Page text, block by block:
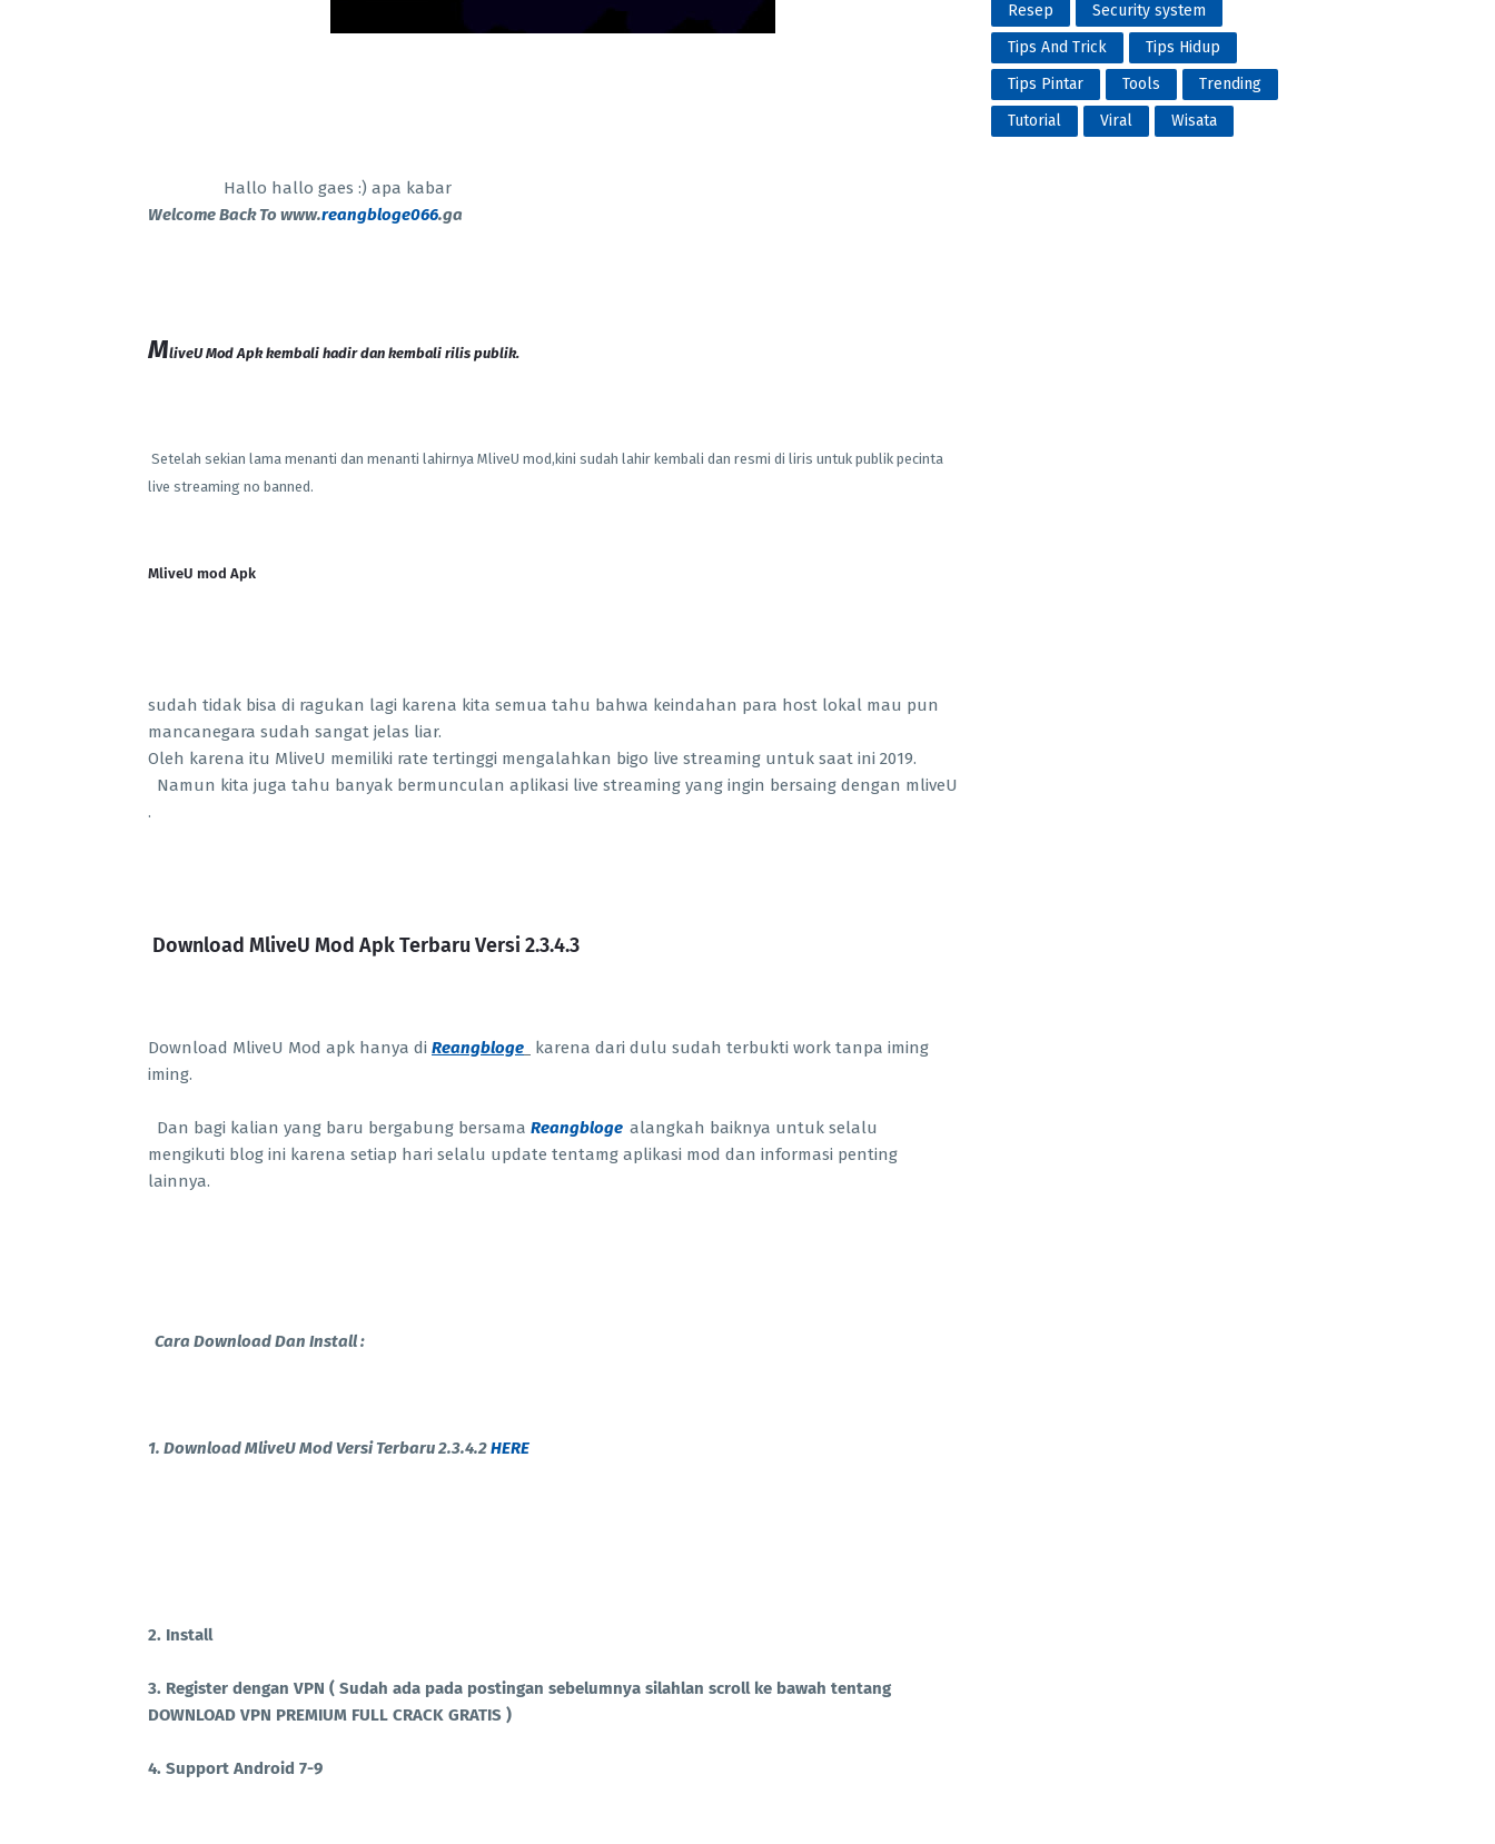
Hallo hallo gaes :) apa kabar
Welcome Back To www.reangbloge066.ga
MliveU Mod Apk kembali hadir dan kembali rilis publik.
Setelah sekian lama menanti dan menanti lahirnya MliveU mod,kini sudah lahir kembali dan resmi di liris untuk publik pecinta
live streaming no banned.
MliveU mod Apk
sudah tidak bisa di ragukan lagi karena kita semua tahu bahwa keindahan para host lokal mau pun
mancanegara sudah sangat jelas liar.
Oleh karena itu MliveU memiliki rate tertinggi mengalahkan bigo live streaming untuk saat ini 2019.
Namun kita juga tahu banyak bermunculan aplikasi live streaming yang ingin bersaing dengan mliveU
.
Download MliveU Mod Apk Terbaru Versi 2.3.4.3
Download MliveU Mod apk hanya di Reangbloge
karena dari dulu sudah terbukti work tanpa iming
iming.
Dan bagi kalian yang baru bergabung bersama Reangbloge alangkah baiknya untuk selalu
mengikuti blog ini karena setiap hari selalu update tentamg aplikasi mod dan informasi penting
lainnya.
Cara Download Dan Install :
1. Download MliveU Mod Versi Terbaru 2.3.4.2HERE
2. Install
3. Register dengan VPN ( Sudah ada pada postingan sebelumnya silahlan scroll ke bawah tentang
DOWNLOAD VPN PREMIUM FULL CRACK GRATIS )
4. Support Android 7-9
Resep
Security system
Tips And Trick
Tips Hidup
Tips Pintar
Tools
Trending
Tutorial
Viral Wisata